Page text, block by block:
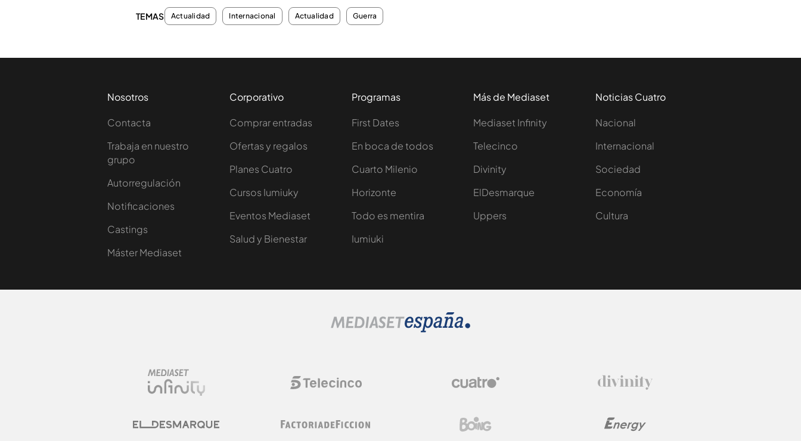
TEMAS Actualidad Internacional Actualidad Guerra
Nosotros
Contacta
Trabaja en nuestro
grupo
Autorregulación
Notificaciones
Castings
Máster Mediaset
Corporativo
Comprar entradas
Ofertas y regalos
Planes Cuatro
Cursos Iumiuky
Eventos Mediaset
Salud y Bienestar
Programas
First Dates
En boca de todos
Cuarto Milenio
Horizonte
Todo es mentira
Iumiuki
Más de Mediaset
Mediaset Infinity
Telecinco
Divinity
ElDesmarque
Uppers
Noticias Cuatro
Nacional
Internacional
Sociedad
Economía
Cultura